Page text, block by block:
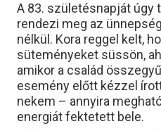
A 83. születésnapját úgy
rendezi meg az
nélkül. Kora reggel kelt,
süteményeket süssön,
amikor a család
esemény előtt kézzel
nekem – annyira
energiát fektetett bele.